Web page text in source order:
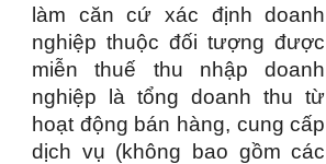
làm căn cứ xác định doanh
nghiệp thuộc đối tượng được
miễn thuế thu nhập doanh
nghiệp là tổng doanh thu từ
hoạt động bán hàng, cung cấp
dịch vụ (không bao gồm các